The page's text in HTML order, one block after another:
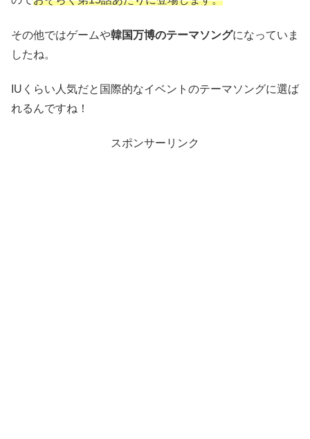
その他ではゲームや韓国万博のテーマソングになっていま
したね。
IUくらい人気だと国際的なイベントのテーマソングに選ば
れるんですね！
スポンサーリンク